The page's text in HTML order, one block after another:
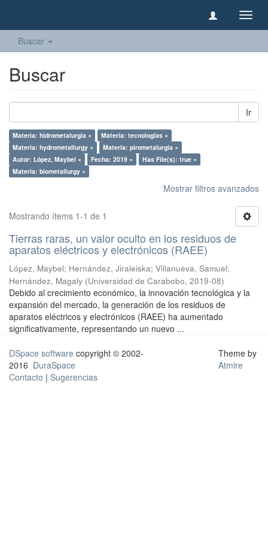
Buscar
Buscar
Ir
Materia: hidrometalurgia ×
Materia: tecnologías ×
Materia: hydrometallurgy ×
Materia: pirometalurgia ×
Autor: López, Maybel ×
Fecha: 2019 ×
Has File(s): true ×
Materia: biometallurgy ×
Mostrar filtros avanzados
Mostrando ítems 1-1 de 1
Tierras raras, un valor oculto en los residuos de
aparatos eléctricos y electrónicos (RAEE)
López, Maybel; Hernández, Jiraleiska; Villanueva, Samuel;
Hernández, Magaly (Universidad de Carabobo, 2019-08)
Debido al crecimiento económico, la innovación tecnológica y la
expansión del mercado, la generación de los residuos de
aparatos eléctricos y electrónicos (RAEE) ha aumentado
significativamente, representando un nuevo ...
DSpace software copyright © 2002-
2016 DuraSpace
Contacto | Sugerencias
Theme by
Atmire